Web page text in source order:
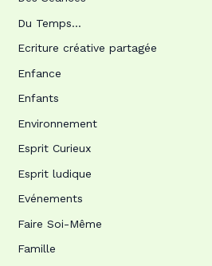
Du Temps…
Ecriture créative partagée
Enfance
Enfants
Environnement
Esprit Curieux
Esprit ludique
Evénements
Faire Soi-Même
Famille